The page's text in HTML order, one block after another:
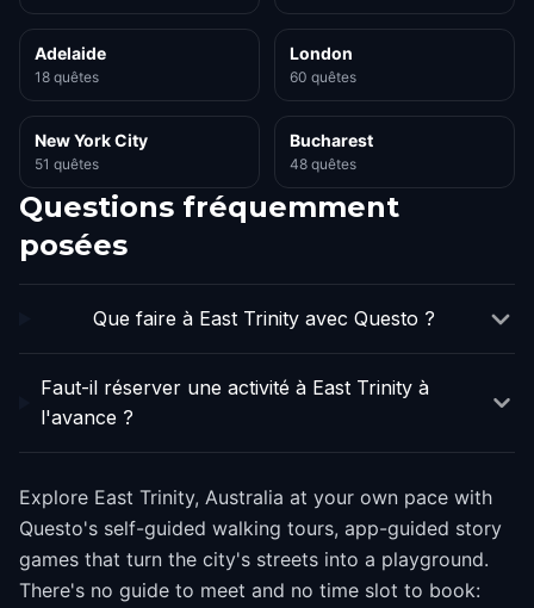
Adelaide
18 quêtes
London
60 quêtes
New York City
51 quêtes
Bucharest
48 quêtes
Questions fréquemment
posées
Que faire à East Trinity avec Questo ?
Faut-il réserver une activité à East Trinity à
l'avance ?
Explore East Trinity, Australia at your own pace with
Questo's self-guided walking tours, app-guided story
games that turn the city's streets into a playground.
There's no guide to meet and no time slot to book: